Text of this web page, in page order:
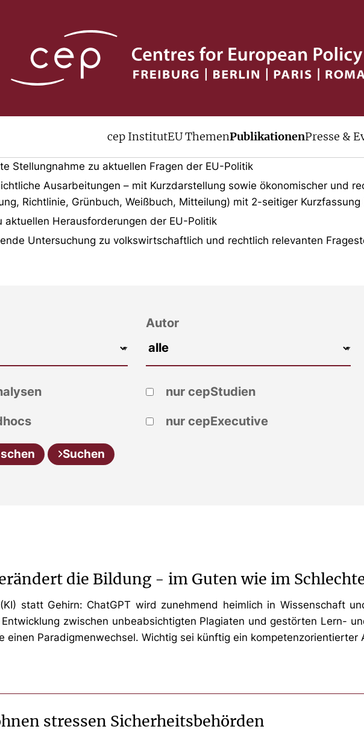
cep InstitutEU ThemenPublikationenPresse &
finden Sie alle Veröffentlichungen des cep der
Stellungnahme zu aktuellen Fragen der EU-Politik
Ausarbeitungen – mit Kurzdarstellung sowie ökonomischer und
Richtlinie, Grünbuch, Weißbuch, Mitteilung) mit 2-seitiger Kurzfassung
aktuellen Herausforderungen der EU-Politik
Untersuchung zu volkswirtschaftlich und rechtlich relevanten
Autor
nur cepStudien
nur cepExecutive
Suchen
die Bildung - im Guten wie im
statt Gehirn: ChatGPT wird zunehmend heimlich in Wissenschaft
zwischen unbeabsichtigten Plagiaten und gestörten Lern-
einen Paradigmenwechsel. Wichtig sei künftig ein
stressen Sicherheitsbehörden